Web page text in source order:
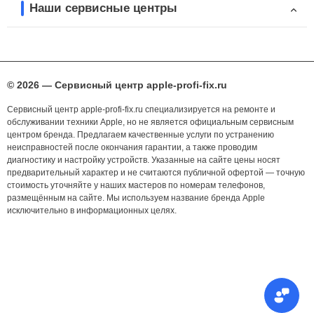
Наши сервисные центры
© 2026 — Сервисный центр apple-profi-fix.ru
Сервисный центр apple-profi-fix.ru специализируется на ремонте и
обслуживании техники Apple, но не является официальным сервисным
центром бренда. Предлагаем качественные услуги по устранению
неисправностей после окончания гарантии, а также проводим
диагностику и настройку устройств. Указанные на сайте цены носят
предварительный характер и не считаются публичной офертой — точную
стоимость уточняйте у наших мастеров по номерам телефонов,
размещённым на сайте. Мы используем название бренда Apple
исключительно в информационных целях.